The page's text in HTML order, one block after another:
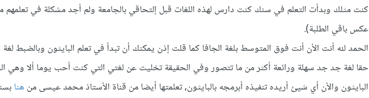
كنت مثلك وبدأت التعلم في سنك كنت دارس لهذه اللغات قبل إلتحاقي بالجامعة ولم أجد مشكلة في تعلمهم
عكس باقي الطلبة).
الحمد لله أنت الأن أنت فوق المتوسط بلغة الجافا كما قلت إذن يمكنك أن تبدأ في تعلم البايثون وبالضبط لغة
حقا لغة جد جد سهلة ورائعة أكثر من ما تتصور وفي الحقيقة تخليت عن لغتي التي كنت أحب يوما ألا وهي
البايثون والأن أي شيئ أريده تنفيذه أبرمجه بالبايثون, تعلمتها أيضا من قناة الأستاذ محمد عيسى منهنا